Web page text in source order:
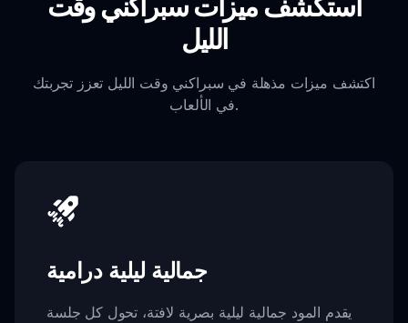
الليل
اكتشف ميزات مذهلة في سبراكني وقت الليل تعزز تجربتك
في الألعاب.
جمالية ليلية درامية
يقدم المود جمالية ليلية بصرية لافتة، تحول كل جلسة